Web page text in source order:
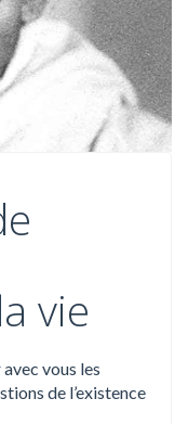
vie
vous les
de l’existence